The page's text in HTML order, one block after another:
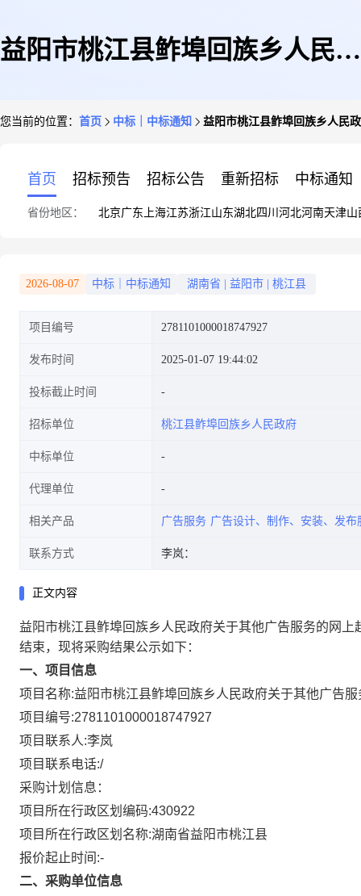
益阳市桃江县鲊埠回族乡人民政
您当前的位置： 首页 中标｜中标通知 益阳市桃江县鲊埠回族乡人民
首页 招标预告 招标公告 重新招标 中标通知
省份地区： 北京广东 上海江苏浙江山东湖北四川 河北河南天津山
2026-08-07 中标｜中标通知 湖南省 益阳市 桃江县
项目编号 2781101000018747927
发布时间 2025-01-07 19:44:02
投标截止时间
招标单位 桃江县鲊埠回族乡人民政府
中标单位
代理单位
相关产品 广告服务 广告设计、制作、安装、发布
联系方式 李岚：
正文内容
益阳市桃江县鲊埠回族乡人民政府关于其他广告服务的网上
结束，现将采购结果公示如下：
一、项目信息
项目名称:益阳市桃江县鲊埠回族乡人民政府关于其他广告
项目编号:2781101000018747927
项目联系人:李岚
项目联系电话:/
采购计划信息：
项目所在行政区划编码:430922
项目所在行政区划名称:湖南省益阳市桃江县
报价起止时间:-
二、采购单位信息